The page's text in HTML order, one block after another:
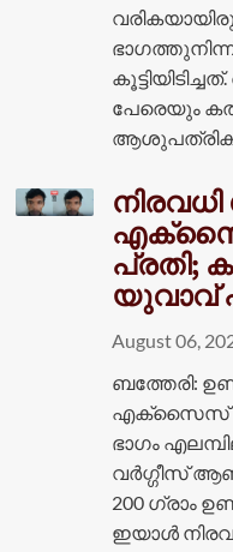
പേരെയും
പ്രതി;
യുവാവ്
August 06,
ബത്തേരി:
എക്സെെസ്
ഭാഗം
വർഗ്ഗീസ് ആണ്
200 ഗ്രാം
ഇയാൾ